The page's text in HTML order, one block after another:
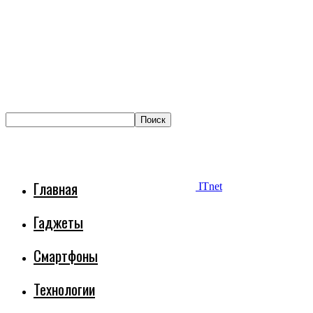
ITnet
Главная
Гаджеты
Смартфоны
Технологии